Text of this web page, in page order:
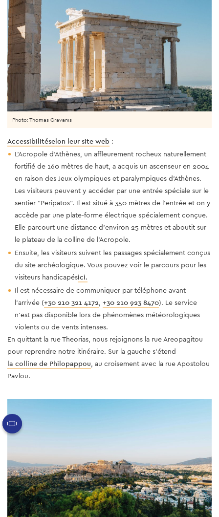
Photo: Thomas Gravanis
Accessibilitéselon leur site web :
L'Acropole d'Athènes, un affleurement rocheux naturellement
fortifié de 160 mètres de haut, a acquis un ascenseur en 2004
en raison des Jeux olympiques et paralympiques d'Athènes.
Les visiteurs peuvent y accéder par une entrée spéciale sur le
sentier "Peripatos". Il est situé à 350 mètres de l'entrée et on y
accède par une plate-forme électrique spécialement conçue.
Elle parcourt une distance d'environ 25 mètres et aboutit sur
le plateau de la colline de l'Acropole.
Ensuite, les visiteurs suivent les passages spécialement conçus
du site archéologique. Vous pouvez voir le parcours pour les
visiteurs handicapésici.
Il est nécessaire de communiquer par téléphone avant
l'arrivée (+30 210 321 4172, +30 210 923 8470). Le service
n'est pas disponible lors de phénomènes météorologiques
violents ou de vents intenses.
​​​​​​​En quittant la rue Theorias, nous rejoignons la rue Areopagitou
pour reprendre notre itinéraire. Sur la gauche s'étend
la colline de Philopappou, au croisement avec la rue Apostolou
Pavlou.